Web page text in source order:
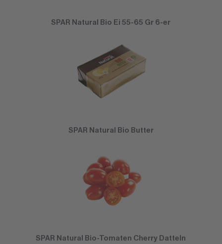
SPAR Natural Bio Ei 55-65 Gr 6-er
SPAR Natural Bio Butter
SPAR Natural Bio-Tomaten Cherry Datteln